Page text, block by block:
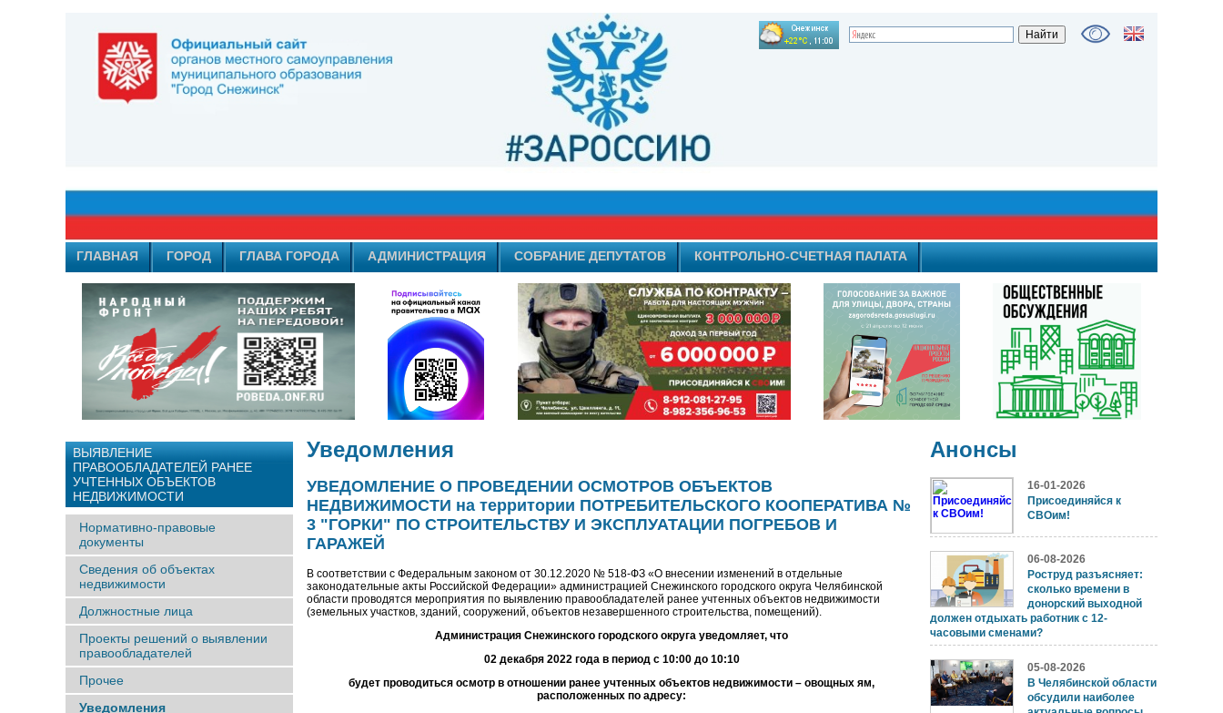
ГЛАВНАЯ ГОРОД ГЛАВА ГОРОДА АДМИНИСТРАЦИЯ СОБРАНИЕ ДЕПУТАТОВ КОНТРОЛЬНО-СЧЕТНАЯ ПАЛАТА
ВЫЯВЛЕНИЕ
ПРАВООБЛАДАТЕЛЕЙ РАНЕЕ
УЧТЕННЫX ОБЪЕКТОВ
НЕДВИЖИМОСТИ
Нормативно-правовые
документы
Сведения об объектах
недвижимости
Должностные лица
Проекты решений о выявлении
правообладателей
Прочее
Уведомления
Уведомления
УВЕДОМЛЕНИЕ О ПРОВЕДЕНИИ ОСМОТРОВ ОБЪЕКТОВ
НЕДВИЖИМОСТИ на территории ПОТРЕБИТЕЛЬСКОГО КООПЕРАТИВА №
3 "ГОРКИ" ПО СТРОИТЕЛЬСТВУ И ЭКСПЛУАТАЦИИ ПОГРЕБОВ И
ГАРАЖЕЙ
В соответствии с Федеральным законом от 30.12.2020 № 518-ФЗ «О внесении изменений в отдельные
законодательные акты Российской Федерации» администрацией Снежинского городского округа Челябинской
области проводятся мероприятия по выявлению правообладателей ранее учтенных объектов недвижимости
(земельных участков, зданий, сооружений, объектов незавершенного строительства, помещений).
Администрация Снежинского городского округа уведомляет, что
02 декабря 2022 года в период с 10:00 до 10:10
будет проводиться осмотр в отношении ранее учтенных объектов недвижимости – овощных ям,
расположенных по адресу:
Анонсы
16-01-2026
Присоединяйся к
СВОим!
06-08-2026
Роструд разъясняет:
сколько времени в
донорский выходной
должен отдыхать работник с 12-
часовыми сменами?
05-08-2026
В Челябинской области
обсудили наиболее